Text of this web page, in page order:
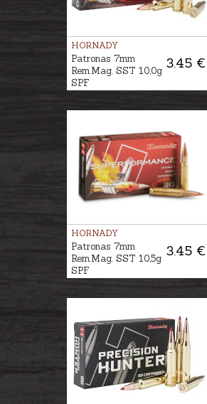
HORNADY
3.45 €
Patronas 7mm
Rem.Mag. SST 10,0g
SPF
HORNADY
3.45 €
Patronas 7mm
Rem.Mag. SST 10,5g
SPF